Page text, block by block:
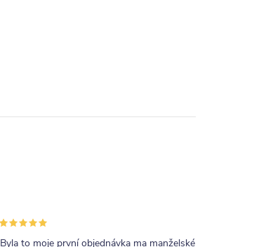
Byla to moje první objednávka ma manželské